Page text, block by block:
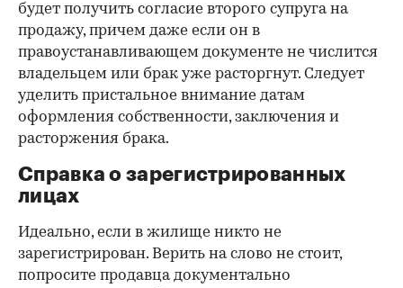
будет получить согласие второго супруга на
продажу, причем даже если он в
правоустанавливающем документе не числится
владельцем или брак уже расторгнут. Следует
уделить пристальное внимание датам
оформления собственности, заключения и
расторжения брака.
Справка о зарегистрированных
лицах
Идеально, если в жилище никто не
зарегистрирован. Верить на слово не стоит,
попросите продавца документально